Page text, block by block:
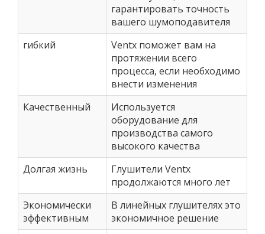
гарантировать точность
вашего шумоподавителя
гибкий
Ventx поможет вам на
протяжении всего
процесса, если необходимо
внести изменения
Качественный
Используется
оборудование для
производства самого
высокого качества
Долгая жизнь
Глушители Ventx
продолжаются много лет
Экономически
эффективным
В линейных глушителях это
экономичное решение